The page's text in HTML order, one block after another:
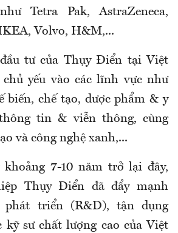
Tetra Pak, AstraZeneca,
Volvo, H&M,...
tư của Thụy Điển tại Việt
yếu vào các lĩnh vực như
biến, chế tạo, dược phẩm & y
tin & viễn thông, cùng
và công nghệ xanh,...
7-10 năm trở lại đây,
Thụy Điển đã đẩy mạnh
phát triển (R&D), tận dụng
kỹ sư chất lượng cao của Việt